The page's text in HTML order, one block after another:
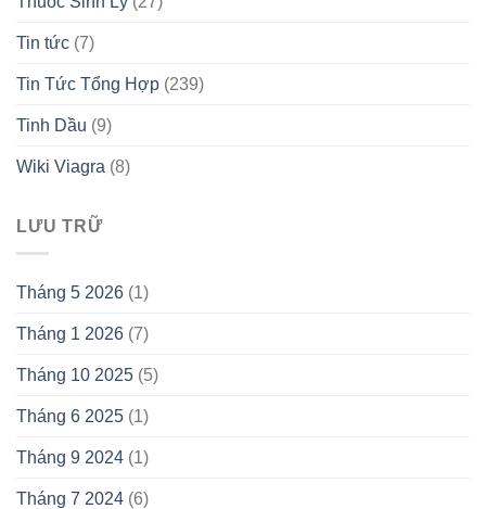
Tin tức (7)
Tin Tức Tổng Hợp (239)
Tinh Dầu (9)
Wiki Viagra (8)
LƯU TRỮ
Tháng 5 2026 (1)
Tháng 1 2026 (7)
Tháng 10 2025 (5)
Tháng 6 2025 (1)
Tháng 9 2024 (1)
Tháng 7 2024 (6)